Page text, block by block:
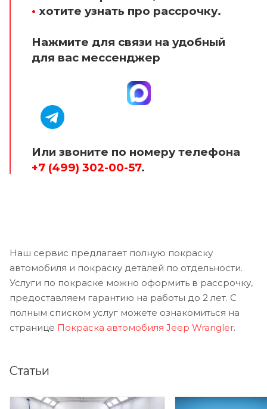
• хотите узнать про рассрочку.
Нажмите для связи на удобный
для вас мессенджер
Или звоните по номеру телефона
+7 (499) 302-00-57.
Наш сервис предлагает полную покраску
автомобиля и покраску деталей по отдельности.
Услуги по покраске можно оформить в рассрочку,
предоставляем гарантию на работы до 2 лет. С
полным списком услуг можете ознакомиться на
странице Покраска автомобиля Jeep Wrangler.
Статьи